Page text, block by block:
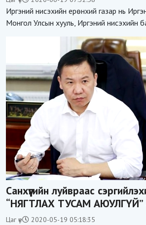
Иргэний нисэхийн ерөнхий газар нь
Монгол Улсын хууль, Иргэний нисэхийн
Санхүүгийн луйвраас
“НЯГТЛАХ ТУСАМ АЮУЛГҮЙ”
байна
Цаг үе 2020-05-19 05:18:35